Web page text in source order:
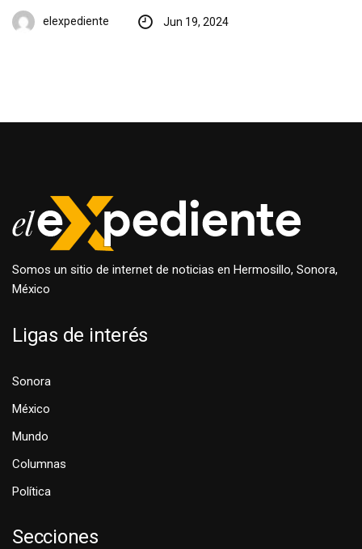
elexpediente Jun 19, 2024
Somos un sitio de internet de noticias en Hermosillo, Sonora,
México
Ligas de interés
Sonora
México
Mundo
Columnas
Política
Secciones